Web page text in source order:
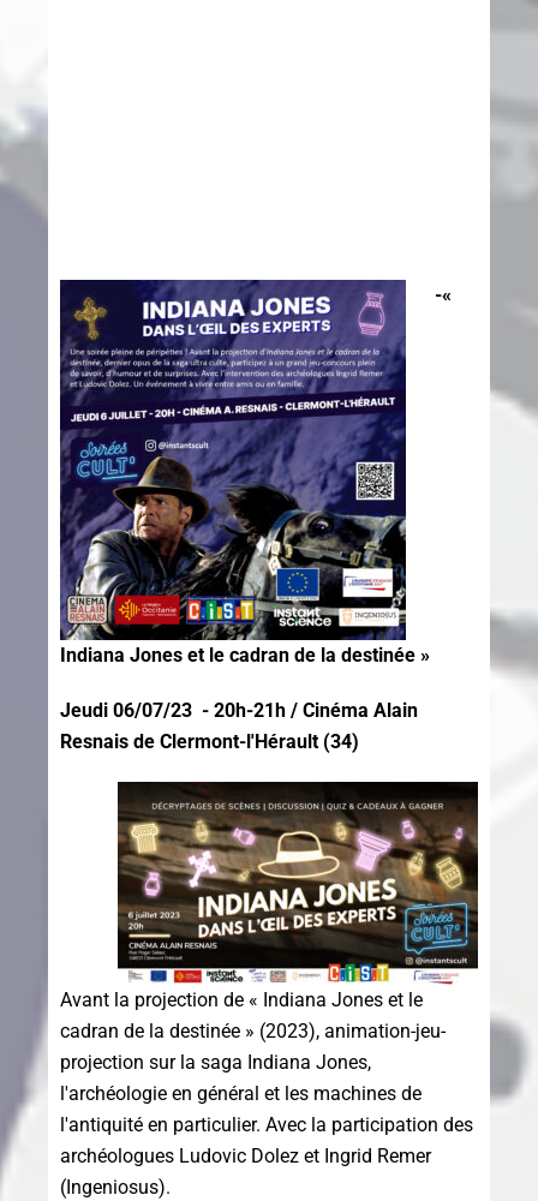
-«
Indiana Jones et le cadran de la destinée »
Jeudi 06/07/23 - 20h-21h / Cinéma Alain
Resnais de Clermont-l'Hérault (34)
Avant la projection de « Indiana Jones et le
cadran de la destinée » (2023), animation-jeu-
projection sur la saga Indiana Jones,
l'archéologie en général et les machines de
l'antiquité en particulier. Avec la participation des
archéologues Ludovic Dolez et Ingrid Remer
(Ingeniosus).